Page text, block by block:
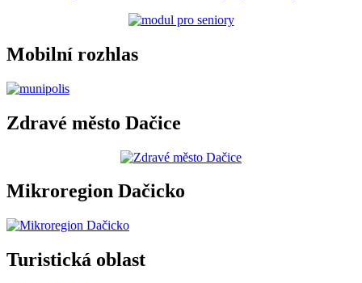
Mobilní rozhlas
Zdravé město Dačice
Mikroregion Dačicko
Turistická oblast